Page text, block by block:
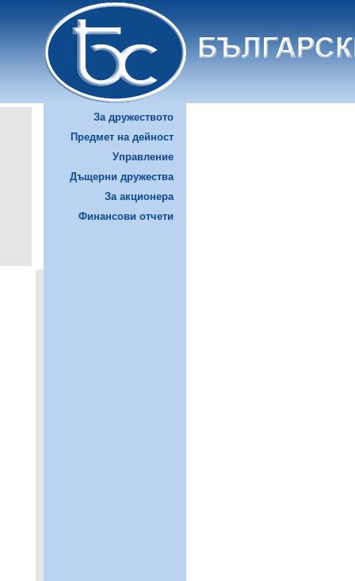
За дружеството
Предмет на дейност
Управление
Дъщерни дружества
За акционера
Финансови отчети